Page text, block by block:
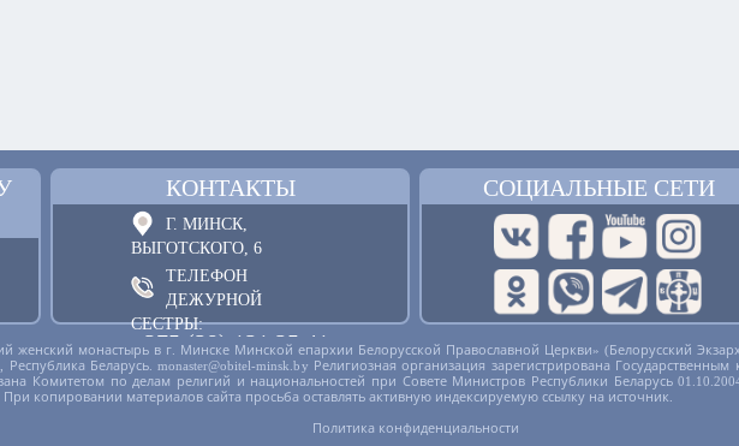
КОНТАКТЫ
Г. МИНСК,
ВЫГОТСКОГО, 6
ТЕЛЕФОН
ДЕЖУРНОЙ
СЕСТРЫ:
+375 (29) 121 25 41
ОБРАТНАЯ СВЯЗЬ
СОЦИАЛЬНЫЕ СЕТИ
женский монастырь в г. Минске Минской епархии Белорусской Православной Церкви» (Белорусский
Беларусь. monaster@obitel-minsk.by Религиозная организация зарегистрирована
Комитетом по делам религий и национальностей при Совете Министров Республики Беларусь
копировании материалов сайта просьба оставлять активную индексируемую ссылку на источник.
Политика конфиденциальности